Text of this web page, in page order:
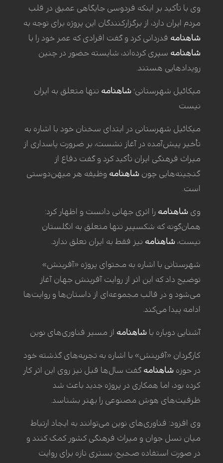
وی با تأکید بر اینکه فردوسی جایگاهی عمیق در قلب
مردم ایران دارد، از برگزارکنندگان این پروژه برای توجه به
شاهنامه قدردانی کرد و گفت افرادی که عمر خود را با
شاهنامه سپری کرده‌اند، شایسته حضور در چنین
رویدادهایی هستند.
میکائیل شهرستانی؛ شاهنامه تنها متعلق به ایران
نیست
میکائیل شهرستانی در ابتدای سخنان خود با اشاره به
تأخیر پیش‌آمده در آغاز نشست، بر ضرورت پاسداری از
میراث فرهنگی ایران تأکید کرد و گفت دفاع از
گنجینه‌هایی چون شاهنامه وظیفه هر میهن‌دوستی
است.
وی شاهنامه را اثری جهانی دانست و اظهار کرد:
همان‌گونه که شکسپیر تنها متعلق به انگلستان
نیست، شاهنامه نیز فقط به ایران تعلق ندارد.
شهرستانی با اشاره به محتوای پروژه «آفرینش»
توضیح داد که این اثر از روایت آفرینش جهان آغاز
می‌شود و در قالب مجموعه‌ای از داستان‌ها و روایت‌ها
ادامه پیدا می‌کند.
آشنایی دوباره با شاهنامه از مسیر فناوری‌های نوین
کارگردان «آفرینش» با اشاره به تجربه‌های گذشته خود
در حوزه شاهنامه گفت سال‌ها قبل نیز روی این اثر کار
کرده بود، اما همکاری در پروژه جدید باعث شد
ظرفیت‌های هوش مصنوعی را بهتر بشناسد.
وی افزود: فناوری‌های نوین می‌توانند به ایجاد ارتباط
میان نسل جوان و میراث فرهنگی کشور کمک کنند و
در صورت استفاده صحیح، بستری تازه برای روایت